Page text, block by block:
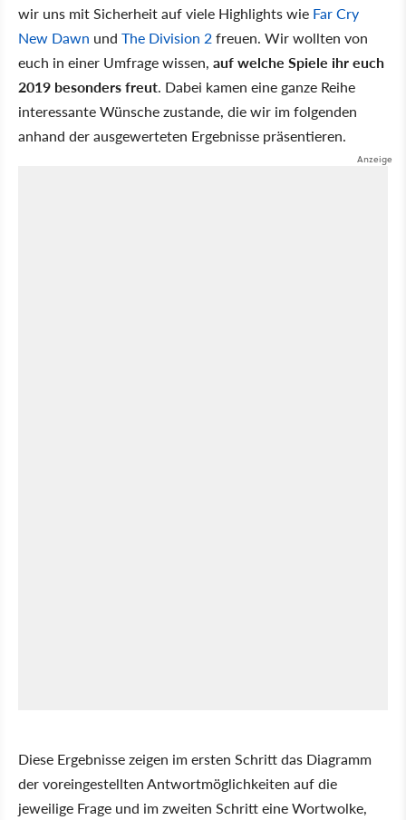
wir uns mit Sicherheit auf viele Highlights wie Far Cry
New Dawn und The Division 2freuen. Wir wollten von
euch in einer Umfrage wissen, auf welche Spiele ihr euch
2019 besonders freut. Dabei kamen eine ganze Reihe
interessante Wünsche zustande, die wir im folgenden
anhand der ausgewerteten Ergebnisse präsentieren.
Diese Ergebnisse zeigen im ersten Schritt das Diagramm
der voreingestellten Antwortmöglichkeiten auf die
jeweilige Frage und im zweiten Schritt eine Wortwolke,